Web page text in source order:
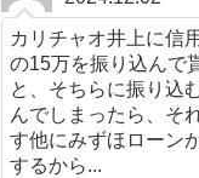
カリチャオ井上に信
の15万を振り込んで
と、そちらに振り込
んでしまったら、そ
す他にみずほローン
するから...